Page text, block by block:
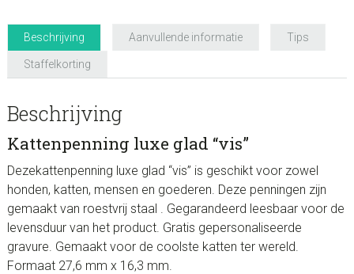
Beschrijving Aanvullende informatie Tips
Staffelkorting
Beschrijving
Kattenpenning luxe glad “vis”
Dezekattenpenning luxe glad “vis” is geschikt voor zowel
honden, katten, mensen en goederen. Deze penningen zijn
gemaakt van roestvrij staal . Gegarandeerd leesbaar voor de
levensduur van het product. Gratis gepersonaliseerde
gravure. Gemaakt voor de coolste katten ter wereld.
Formaat 27,6 mm x 16,3 mm.